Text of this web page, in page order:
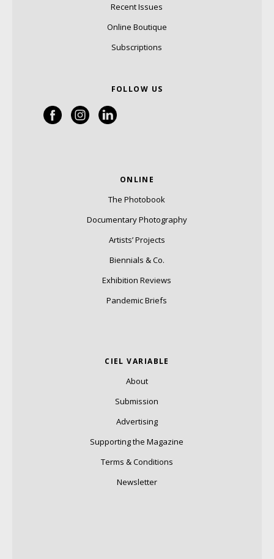
Recent Issues
Online Boutique
Subscriptions
FOLLOW US
ONLINE
The Photobook
Documentary Photography
Artists’ Projects
Biennials & Co.
Exhibition Reviews
Pandemic Briefs
CIEL VARIABLE
About
Submission
Advertising
Supporting the Magazine
Terms & Conditions
Newsletter